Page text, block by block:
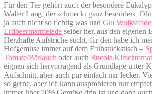
Für den Tee gehört auch der besondere
Walter Lang, der schmeckt ganz besonders.
ja auch nicht so richtig was und Gut Wulksfelde
Erdbeermarmelade selber her, aus den eigenen
Herzhafte Aufstriche sucht, für den habe ich
Hofgemüse immer auf dem Frühstückstisch –
Tomate/Bärlauch oder auch Rucola/
eignen sich hervorragend als Grundlage unter
Aufschnitt, aber auch pur einfach nur lecker.
so gerne, aber ich kann ausprobieren nur
immer über 70% Gemüse drin ist und dann